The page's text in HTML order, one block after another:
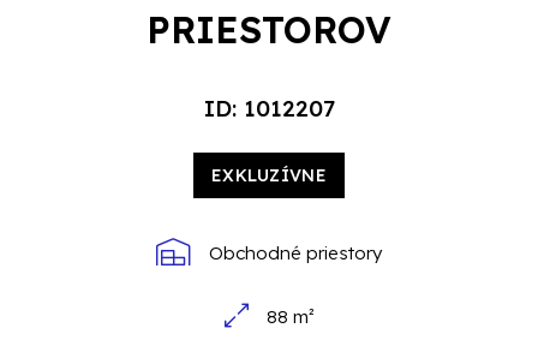
PRIESTOROV
ID: 1012207
EXKLUZÍVNE
Obchodné priestory
88 m²